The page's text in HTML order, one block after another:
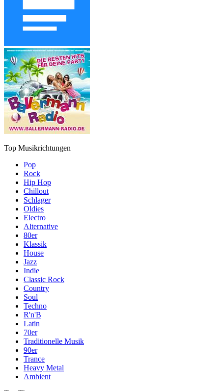
Top Musikrichtungen
Pop
Rock
Hip Hop
Chillout
Schlager
Oldies
Electro
Alternative
80er
Klassik
House
Jazz
Indie
Classic Rock
Country
Soul
Techno
R'n'B
Latin
70er
Traditionelle Musik
90er
Trance
Heavy Metal
Ambient